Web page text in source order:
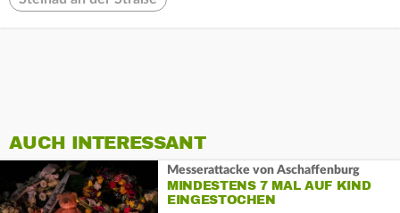
AUCH INTERESSANT
Messerattacke von Aschaffenburg
MINDESTENS 7 MAL AUF KIND
EINGESTOCHEN